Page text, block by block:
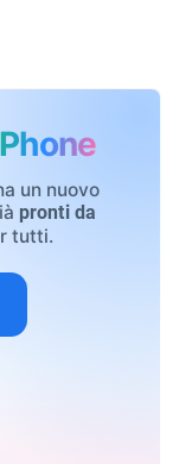
un nuovo
pronti da
tutti.